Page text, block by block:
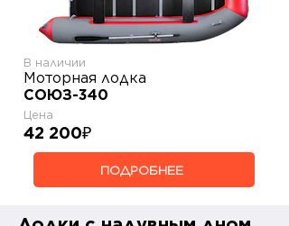
Моторная лодка
СОЮЗ-340
В наличии
Цена
42 200₽
ПОДРОБНЕЕ